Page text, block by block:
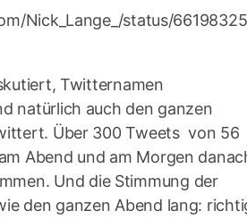
Nick_Lange_/status/
Twitternamen
natürlich auch den ganzen
Über 300 Tweets von 56
Abend und am Morgen
Und die Stimmung der
den ganzen Abend lang: